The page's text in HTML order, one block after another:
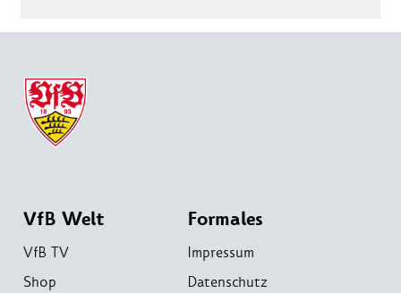
VfB Welt
VfB TV
Shop
Formales
Impressum
Datenschutz